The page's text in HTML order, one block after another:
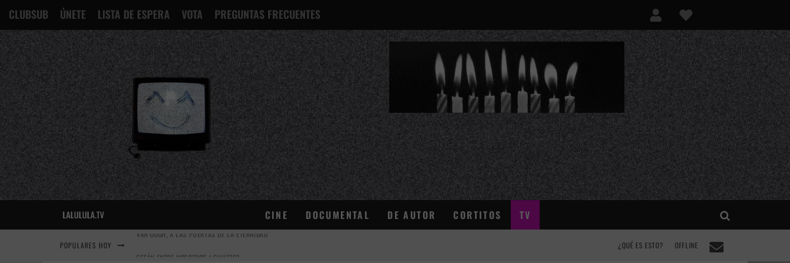
CLUBSUB ÚNETE LISTA DE ESPERA VOTA PREGUNTAS FRECUENTES
¿QUÉ ES ESTO?
CINE DOCUMENTAL DE AUTOR CORTITOS TV
POPULARES HOY ¿QUÉ ES ESTO? OFFLINE